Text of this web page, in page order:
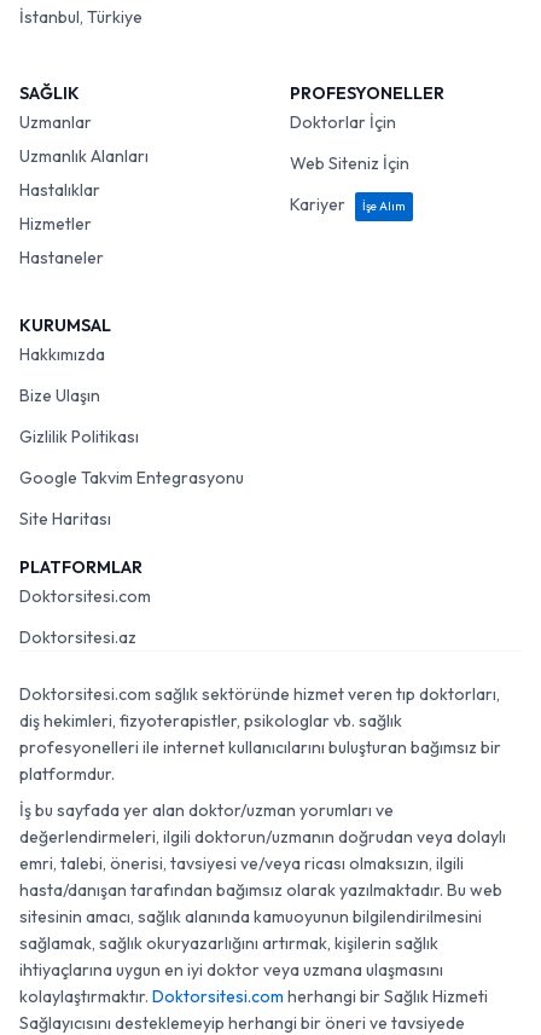
İstanbul, Türkiye
SAĞLIK
Uzmanlar
Uzmanlık Alanları
Hastalıklar
Hizmetler
Hastaneler
PROFESYONELLER
Doktorlar İçin
Web Siteniz İçin
Kariyer
İşe Alım
KURUMSAL
Hakkımızda
Bize Ulaşın
Gizlilik Politikası
Google Takvim Entegrasyonu
Site Haritası
PLATFORMLAR
Doktorsitesi.com
Doktorsitesi.az
Doktorsitesi.com sağlık sektöründe hizmet veren tıp doktorları,
diş hekimleri, fizyoterapistler, psikologlar vb. sağlık
profesyonelleri ile internet kullanıcılarını buluşturan bağımsız bir
platformdur.
İş bu sayfada yer alan doktor/uzman yorumları ve
değerlendirmeleri, ilgili doktorun/uzmanın doğrudan veya dolaylı
emri, talebi, önerisi, tavsiyesi ve/veya ricası olmaksızın, ilgili
hasta/danışan tarafından bağımsız olarak yazılmaktadır. Bu web
sitesinin amacı, sağlık alanında kamuoyunun bilgilendirilmesini
sağlamak, sağlık okuryazarlığını artırmak, kişilerin sağlık
ihtiyaçlarına uygun en iyi doktor veya uzmana ulaşmasını
kolaylaştırmaktır. Doktorsitesi.com herhangi bir Sağlık Hizmeti
Sağlayıcısını desteklemeyip herhangi bir öneri ve tavsiyede